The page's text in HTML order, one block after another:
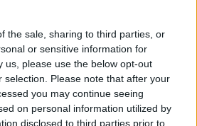
the sale, sharing to third parties, or
or sensitive information for
us, please use the below opt-out
selection. Please note that after your
you may continue seeing
on personal information utilized by
disclosed to third parties prior to